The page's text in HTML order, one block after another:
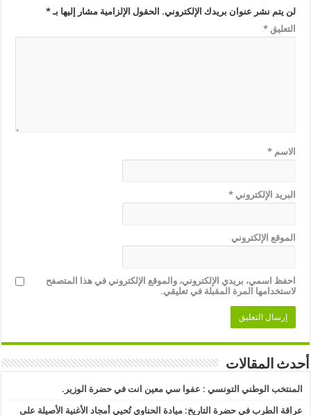
لن يتم نشر عنوان بريدك الإلكتروني. الحقول الإلزامية مشار إليها بـ*
التعليق*
الاسم*
البريد الإلكتروني*
الموقع الإلكتروني
احفظ اسمي، بريدي الإلكتروني، والموقع الإلكتروني في هذا المتصفح
لاستخدامها المرة المقبلة في تعليقي.
أحدث المقالات
المنتخب الوطني التونسي : عفوا سي معين انت في حضرة الوزير.
عراقة الطرب في حضرة التاريخ: ميادة الحناوي تُحيي أمجاد الأغنية الأصيلة على